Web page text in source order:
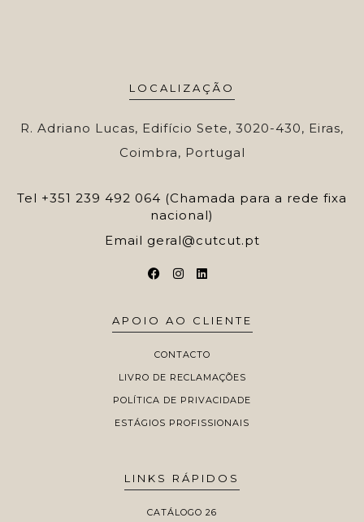
LOCALIZAÇÃO
R. Adriano Lucas, Edifício Sete, 3020-430, Eiras,
Coimbra, Portugal
Tel +351 239 492 064 (Chamada para a rede fixa
nacional)
Email geral@cutcut.pt
APOIO AO CLIENTE
CONTACTO
LIVRO DE RECLAMAÇÕES
POLÍTICA DE PRIVACIDADE
ESTÁGIOS PROFISSIONAIS
LINKS RÁPIDOS
CATÁLOGO 26